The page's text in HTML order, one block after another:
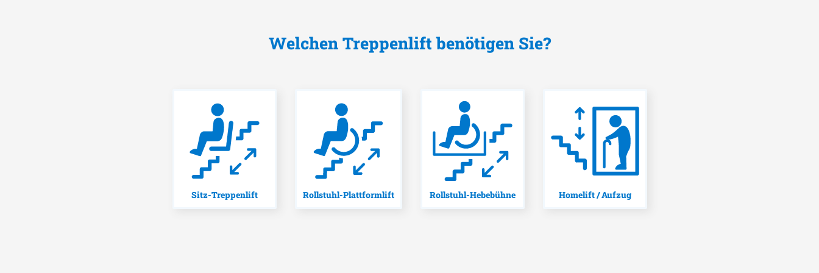
Welchen Treppenlift benötigen Sie?
Sitz-Treppenlift Rollstuhl-Plattformlift Rollstuhl-Hebebühne Homelift / Aufzug